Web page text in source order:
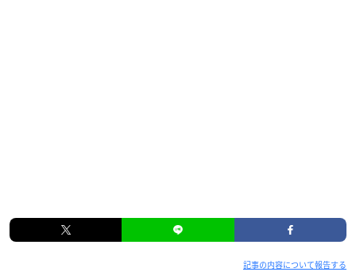
記事の内容について報告する